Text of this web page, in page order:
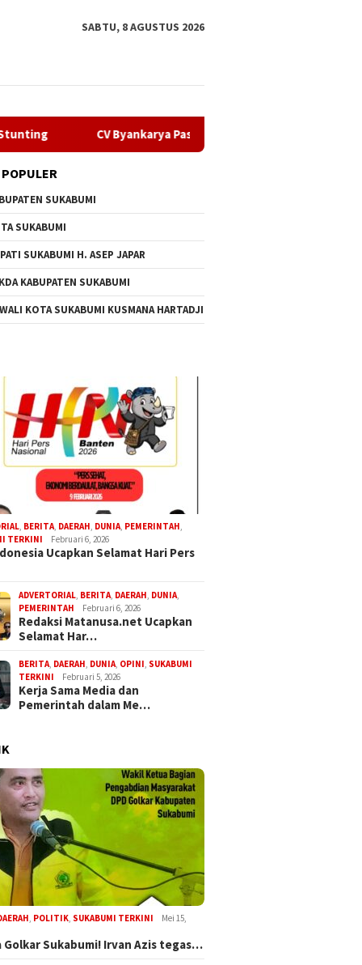
SABTU, 8 AGUSTUS 2026
CV Byankarya Pastikan Perbaikan Jalan
SUKABUMI
SUKABUMI
SUKABUMI H. ASEP JAPAR
KABUPATEN SUKABUMI
KOTA SUKABUMI KUSMANA HARTADJI
BERITA DAERAH DUNIA PEMERINTAH
TERKINI
Februari 6, 2026
Ucapkan Selamat Hari Pers
ADVERTORIAL BERITA DAERAH DUNIA
PEMERINTAH
Februari 6, 2026
Redaksi Matanusa.net Ucapkan
Selamat Har…
BERITA DAERAH DUNIA OPINI SUKABUMI
TERKINI
Februari 5, 2026
Kerja Sama Media dan
Pemerintah dalam Me…
POLITIK SUKABUMI TERKINI Mei 15,
Golkar Sukabumi! Irvan Azis tegas…